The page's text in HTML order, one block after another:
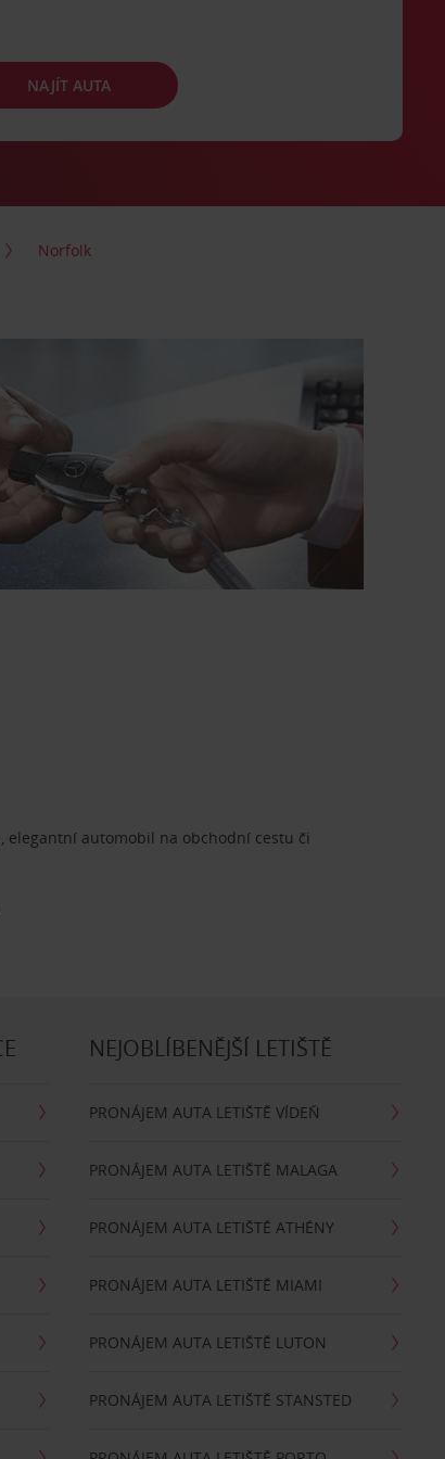
NAJÍT AUTA
Norfolk
elegantní automobil na obchodní cestu či
NEJOBLÍBENĚJŠÍ LETIŠTĚ
PRONÁJEM AUTA LETIŠTĚ VÍDEŇ
PRONÁJEM AUTA LETIŠTĚ MALAGA
PRONÁJEM AUTA LETIŠTĚ ATHÉNY
PRONÁJEM AUTA LETIŠTĚ MIAMI
PRONÁJEM AUTA LETIŠTĚ LUTON
PRONÁJEM AUTA LETIŠTĚ STANSTED